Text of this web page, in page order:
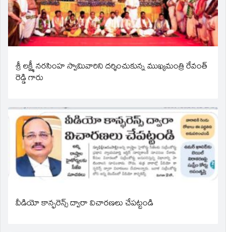
శ్రీ లక్ష్మీ నరసింహ స్వామివారిని దర్శించుకున్న ముఖ్యమంత్రి రేవంత్
రెడ్డి గారు
వీడియో కాన్ఫరెన్స్ ద్వారా విచారణలు చేపట్టండి